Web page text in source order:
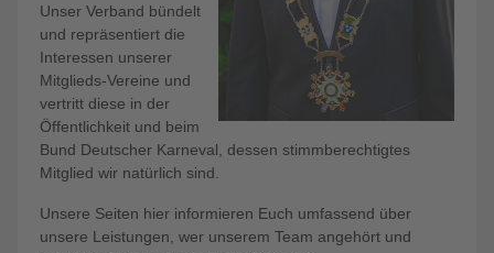
Unser Verband bündelt
und repräsentiert die
Interessen unserer
Mitglieds-Vereine und
vertritt diese in der
Öffentlichkeit und beim
Bund Deutscher Karneval, dessen stimmberechtigtes
Mitglied wir natürlich sind.
Unsere Seiten hier informieren Euch umfassend über
unsere Leistungen, wer unserem Team angehört und